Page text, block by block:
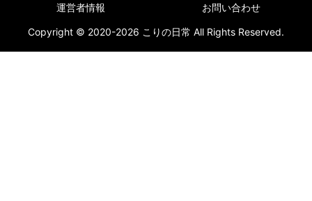
運営者情報
お問い合わせ
Copyright © 2020-2026 こりの日常 All Rights Reserved.